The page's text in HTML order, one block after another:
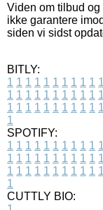
Viden om tilbud
ikke garantere
siden vi sidst
BITLY:
1 1 1 1 1 1 1 1 1 1 1
1 1 1 1 1 1 1 1 1 1 1
1 1 1 1 1 1 1 1 1 1 1
1
SPOTIFY:
1 1 1 1 1 1 1 1 1 1 1
1 1 1 1 1 1 1 1 1 1 1
1 1 1 1 1 1 1 1 1 1 1
1
CUTTLY BIO: